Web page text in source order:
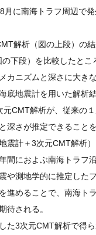
月に南海トラフ周辺で
解析（図の上段）の
の下段）を比較したと
カニズムと深さに大き
底地震計を用いた解析
元CMT解析が、従来の
深さが推定できることを
震計＋3次元CMT解析）
間におよぶ南海トラフ
や測地学的に推定した
進めることで、南海ト
待される。
た3次元CMT解析で得